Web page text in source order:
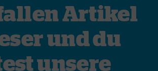
Artikel
und du
unsere